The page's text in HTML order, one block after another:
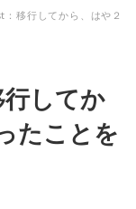
：移行してから、はや２
行してか
たことを